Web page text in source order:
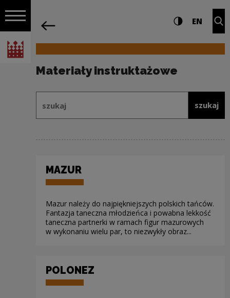
Włącz nawigację
Narodowe Centrum Kultury
Nawigacja Ustawienia i Wysoki
EN
Materiały instruktażowe
Formularz wyszukiwania w szukaj
MAZUR
Mazur należy do najpiękniejszych polskich tańców.
Fantazja taneczna młodzieńca i powabna lekkość
taneczna partnerki w ramach figur mazurowych
w wykonaniu wielu par, to niezwykły obraz...
POLONEZ